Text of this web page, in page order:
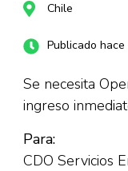
Chile
Publicado
Se necesita
ingreso
Para:
CDO Servicios